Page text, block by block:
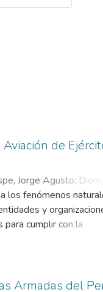
de
Jorge Agusto;
los fenómenos
y
cumplir con la
objetivo de
de tipo
la Aviación del
Armadas del